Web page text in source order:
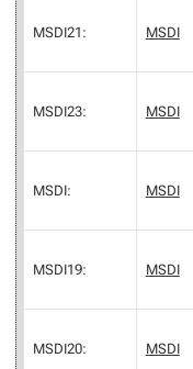
MSDI21: MSDI
MSDI23: MSDI
MSDI: MSDI
MSDI19: MSDI
MSDI20: MSDI